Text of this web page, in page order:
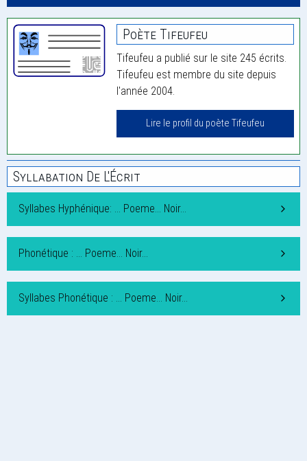
Poète Tifeufeu
Tifeufeu a publié sur le site 245 écrits.
Tifeufeu est membre du site depuis
l'année 2004.
Lire le profil du poète Tifeufeu
Syllabation De L'Écrit
Syllabes Hyphénique: … Poeme… Noir…
Phonétique : … Poeme… Noir…
Syllabes Phonétique : … Poeme… Noir…